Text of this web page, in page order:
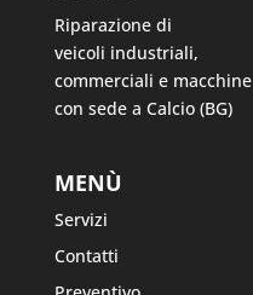
Riparazione di
veicoli industriali,
commerciali e macchine
con sede a Calcio (BG)
MENÙ
Servizi
Contatti